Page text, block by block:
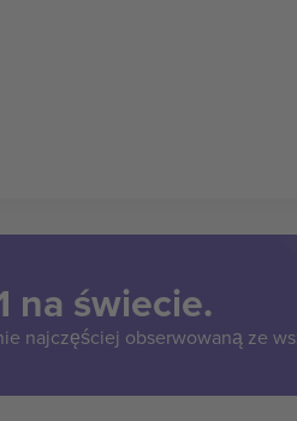
na świecie.
najczęściej obserwowaną ze